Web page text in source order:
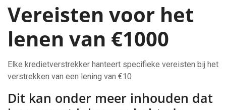
Vereisten voor het
lenen van €1000
Elke kredietverstrekker hanteert specifieke vereisten bij het
verstrekken van een lening van €10
Dit kan onder meer inhouden dat